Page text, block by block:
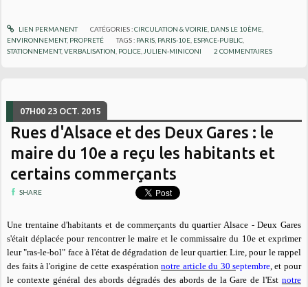
LIEN PERMANENT CATÉGORIES :CIRCULATION & VOIRIE, DANS LE 10ÈME,
ENVIRONNEMENT, PROPRETÉ TAGS : PARIS PARIS-10E ESPACE-PUBLIC
STATIONNEMENT,VERBALISATION POLICE JULIEN-MINICONI 2 COMMENTAIRES
07H00 23 OCT. 2015
Rues d'Alsace et des Deux Gares : le
maire du 10e a reçu les habitants et
certains commerçants
SHARE
Une trentaine d'habitants et de commerçants du quartier Alsace - Deux Gares
s'était déplacée pour rencontrer le maire et le commissaire du 10e et exprimer
leur "ras-le-bol" face à l'état de dégradation de leur quartier. Lire,pour le rappel
des faits à l'origine de cette exaspération notre article du 30 septembre, et pour
le contexte général des abords dégradés des abords de la Gare de l'Est notre